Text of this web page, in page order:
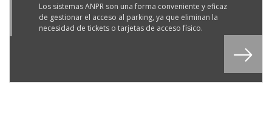
Los sistemas ANPR son una forma conveniente y eficaz
de gestionar el acceso al parking, ya que eliminan la
necesidad de tickets o tarjetas de acceso físico.